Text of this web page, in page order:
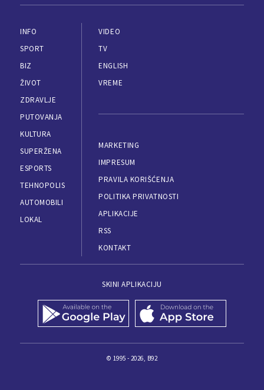
INFO
SPORT
BIZ
ŽIVOT
ZDRAVLJE
PUTOVANJA
KULTURA
SUPERŽENA
ESPORTS
TEHNOPOLIS
AUTOMOBILI
LOKAL
VIDEO
TV
ENGLISH
VREME
MARKETING
IMPRESUM
PRAVILA KORIŠĆENJA
POLITIKA PRIVATNOSTI
APLIKACIJE
RSS
KONTAKT
SKINI APLIKACIJU
© 1995 - 2026, B92